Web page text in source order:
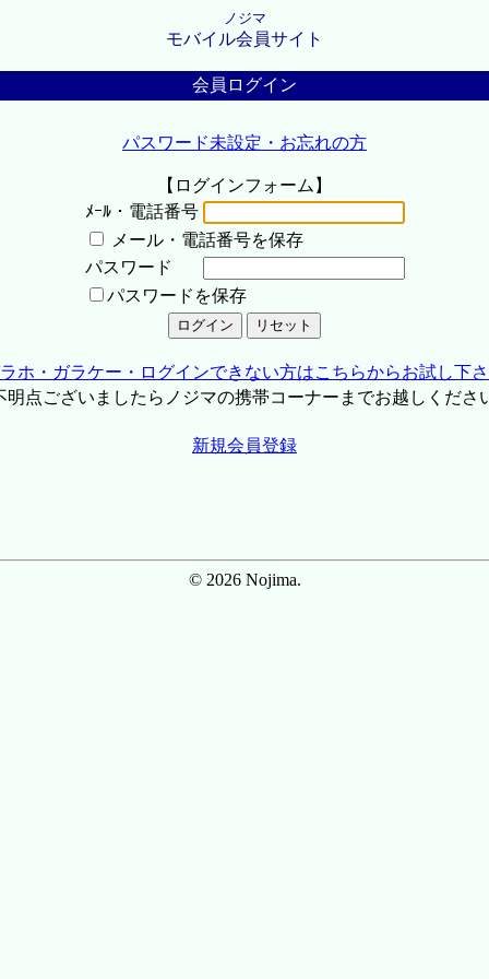
ノジマ
モバイル会員サイト
会員ログイン
パスワード未設定・お忘れの方
【ログインフォーム】
ﾒｰﾙ・電話番号
メール・電話番号を保存
パスワード
パスワードを保存
ホ・ガラケー・ログインできない方はこちらからお試し下
点ございましたらノジマの携帯コーナーまでお越しくださ
新規会員登録
© 2026 Nojima.